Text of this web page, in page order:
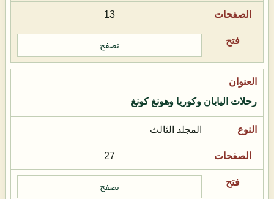
13
تصفح
رحلات اليابان وكوريا وهونغ كونغ
المجلد الثالث
27
تصفح